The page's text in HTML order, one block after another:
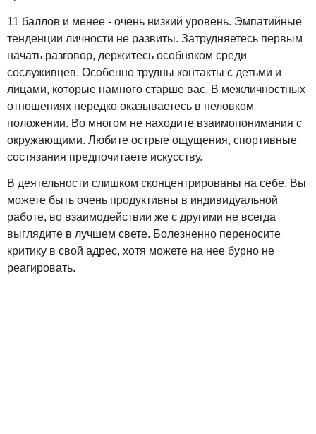
11 баллов и менее - очень низкий уровень. Эмпатийные
тенденции личности не развиты. Затрудняетесь первым
начать разговор, держитесь особняком среди
сослуживцев. Особенно трудны контакты с детьми и
лицами, которые намного старше вас. В межличностных
отношениях нередко оказываетесь в неловком
положении. Во многом не находите взаимопонимания с
окружающими. Любите острые ощущения, спортивные
состязания предпочитаете искусству.
В деятельности слишком сконцентрированы на себе. Вы
можете быть очень продуктивны в индивидуальной
работе, во взаимодействии же с другими не всегда
выглядите в лучшем свете. Болезненно переносите
критику в свой адрес, хотя можете на нее бурно не
реагировать.